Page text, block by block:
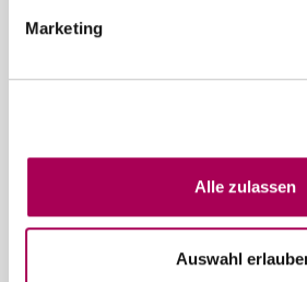
Marketing
Alle zulassen
Auswahl
info@schubiweine.ch